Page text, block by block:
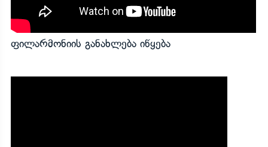
ფილარმონიის განახლება იწყება